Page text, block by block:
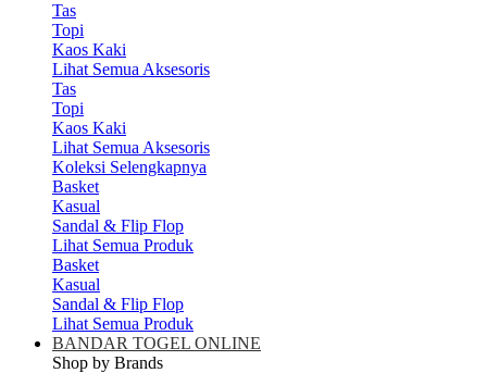
Tas
Topi
Kaos Kaki
Lihat Semua Aksesoris
Tas
Topi
Kaos Kaki
Lihat Semua Aksesoris
Koleksi Selengkapnya
Basket
Kasual
Sandal & Flip Flop
Lihat Semua Produk
Basket
Kasual
Sandal & Flip Flop
Lihat Semua Produk
BANDAR TOGEL ONLINE
Shop by Brands